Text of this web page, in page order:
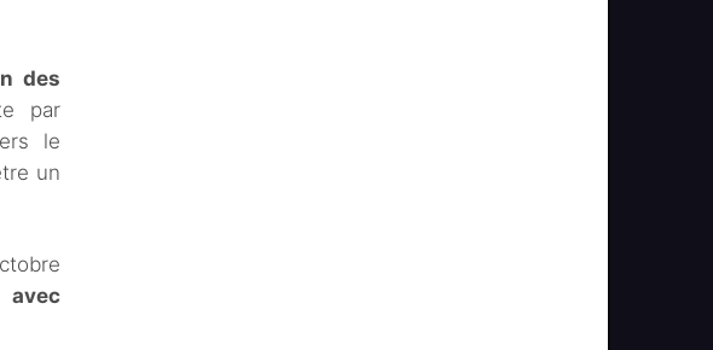
des
par
le
un
avec